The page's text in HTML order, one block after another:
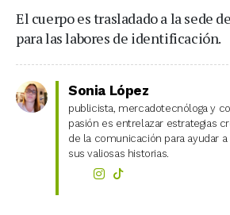
El cuerpo es trasladado a la sede
para las labores de identificación.
Sonia López
publicista, mercadotecnóloga y
pasión es entrelazar estrategias
de la comunicación para ayudar
sus valiosas historias.